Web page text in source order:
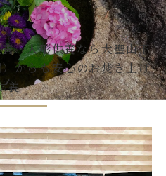
2026.03.08
・人形供養なら大聖山不
からも安心のお焚き上げ
養